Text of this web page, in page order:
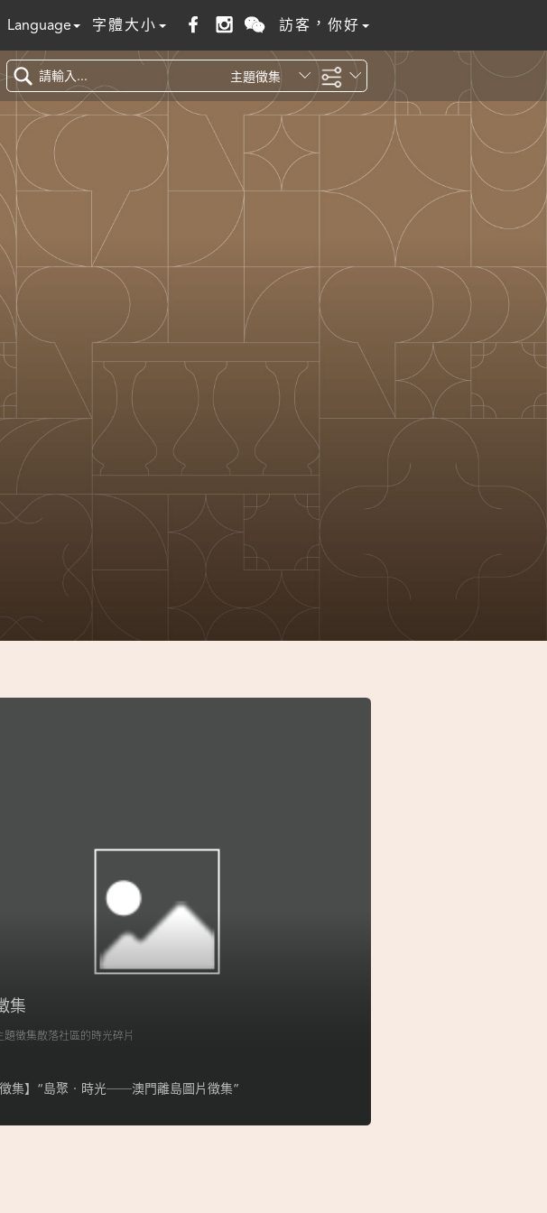
Language 字體大小 訪客，你好
主題徵集
集
題徵集散落社區的時光碎片
徵集】“島聚‧時光──澳門離島圖片徵集”